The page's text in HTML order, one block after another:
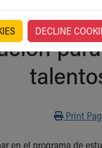
Print
Print
en el programa de
DECLINE